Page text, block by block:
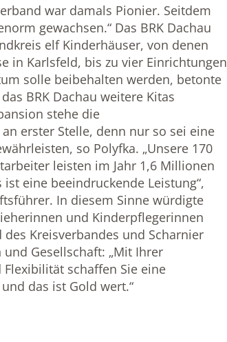
war damals Pionier. Seitdem
gewachsen.“ Das BRK Dachau
elf Kinderhäuser, von denen
in Karlsfeld, bis zu vier Einrichtungen
solle beibehalten werden, betonte
BRK Dachau weitere Kitas
stehe die
erster Stelle, denn nur so sei eine
so Polyfka. „Unsere 170
leisten im Jahr 1,6 Millionen
eine beeindruckende Leistung“,
In diesem Sinne würdigte
und Kinderpflegerinnen
Kreisverbandes und Scharnier
Gesellschaft: „Mit Ihrer
schaffen Sie eine
das ist Gold wert.“